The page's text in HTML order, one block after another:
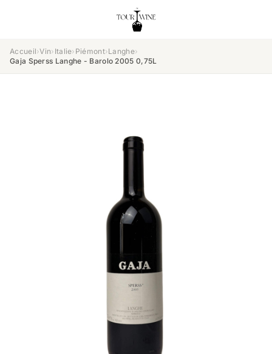
Accueil›Vin› Italie› Piémont›Langhe›
Gaja Sperss Langhe - Barolo 2005 0,75L